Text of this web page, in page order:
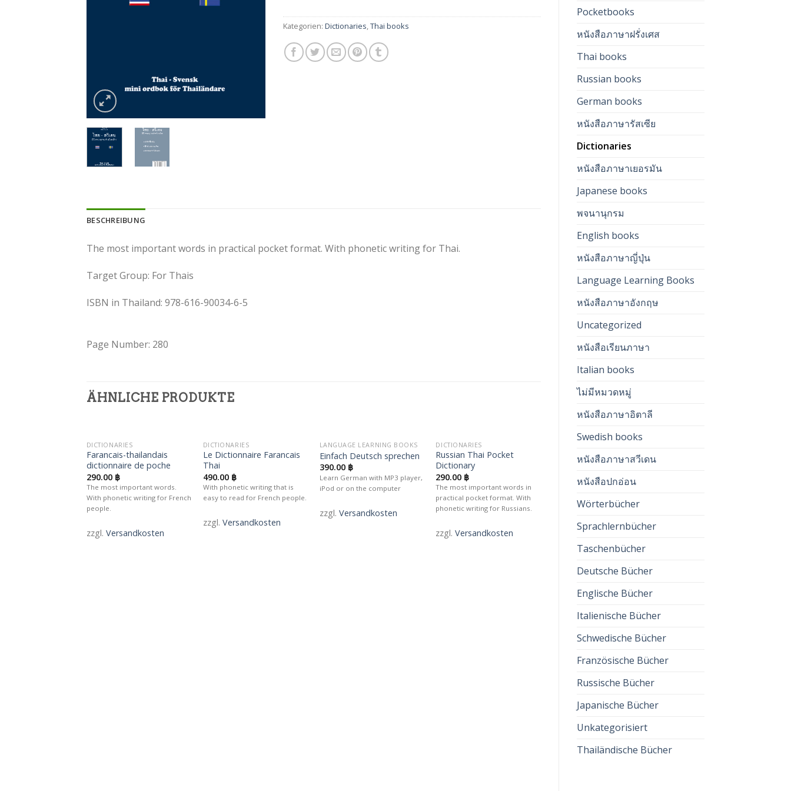
Pocketbooks
หนังสือภาษาฝรั่งเศส
Thai books
Russian books
German books
หนังสือภาษารัสเซีย
Dictionaries
หนังสือภาษาเยอรมัน
Japanese books
พจนานุกรม
English books
หนังสือภาษาญี่ปุ่น
Language Learning Books
หนังสือภาษาอังกฤษ
Uncategorized
หนังสือเรียนภาษา
Italian books
ไม่มีหมวดหมู่
หนังสือภาษาอิตาลี
Swedish books
หนังสือภาษาสวีเดน
หนังสือปกอ่อน
Wörterbücher
Sprachlernbücher
Taschenbücher
Deutsche Bücher
Englische Bücher
Italienische Bücher
Schwedische Bücher
Französische Bücher
Russische Bücher
Japanische Bücher
Unkategorisiert
Thailändische Bücher
Kategorien: Dictionaries,Thai books
BESCHREIBUNG
The most important words in practical pocket format. With phonetic writing for Thai.
Target Group: For Thais
ISBN in Thailand: 978-616-90034-6-5
Page Number: 280
ÄHNLICHE PRODUKTE
Auf die
Wunschliste
DICTIONARIES
Farancais-thailandais
dictionnaire de poche
290.00 ฿
The most important words.
With phonetic writing for French
people.
zzgl. Versandkosten
Auf die
Wunschliste
DICTIONARIES
Le Dictionnaire Farancais
Thai
490.00 ฿
With phonetic writing that is
easy to read for French people.
zzgl. Versandkosten
Auf die
Wunschliste
LANGUAGE LEARNING BOOKS
Einfach Deutsch sprechen
390.00 ฿
Learn German with MP3 player,
iPod or on the computer
zzgl. Versandkosten
Auf die
Wunschliste
DICTIONARIES
Russian Thai Pocket
Dictionary
290.00 ฿
The most important words in
practical pocket format. With
phonetic writing for Russians.
zzgl.Versandkosten
Wunschliste
Svensk-Thai mini ordbok
för Thailändare
290.00฿
The most important words.
Versandkosten